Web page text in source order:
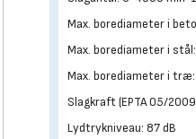
Max. borediameter i
Max. borediameter i
Max. borediameter i
Slagkraft (EPTA 05/
Lydtrykniveau: 87 dB